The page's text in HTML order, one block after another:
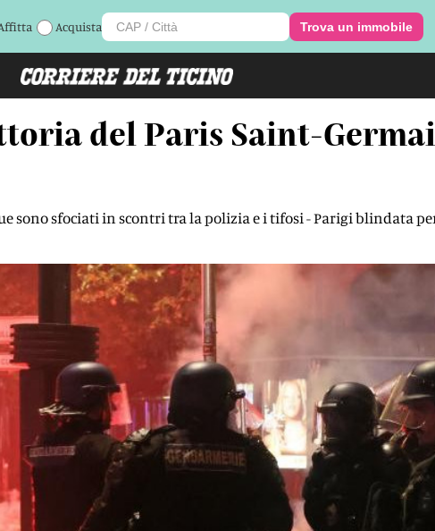
Acquista Trova un immobile
del Paris Saint-
sono sfociati in scontri tra la polizia e i tifosi - Parigi blindata